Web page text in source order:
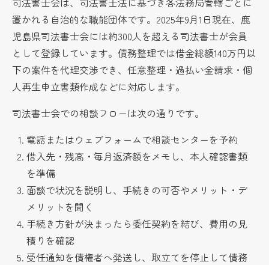
置かれる自治的な職能団体です。2025年9月1日現在、鹿
児島県司法書士会には約300人を超える司法書士が会員
として登録しています。債務整理では借金総額140万円以
下の案件を代理交渉でき、任意整理・過払い金請求・個
人再生申立書類作成などに対応します。
司法書士会での相談フローは次の通りです。
電話またはウェブフォームで相談センターを予約
借入先・残高・毎月返済額をメモし、本人確認書類
を準備
面談で状況を説明し、手続きの可否やメリット・デ
メリットを聞く
手続き方針が決まったら委任契約を結び、費用の見
積りを確認
受任通知を債権者へ発送し、取立てを停止して債務